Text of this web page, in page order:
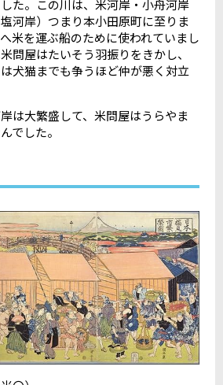
た。この川は、米河岸・小舟河岸
河岸）つまり本小田原町に至りま
米を運ぶ船のために使われていまし
問屋はたいそう羽振りをきかし、
犬猫までも争うほど仲が悪く対立
は大繁盛して、米問屋はうらやま
でした。